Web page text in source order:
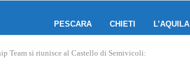
PESCARA CHIETI L’AQUILA
Team si riunisce al Castello di Semivicoli: